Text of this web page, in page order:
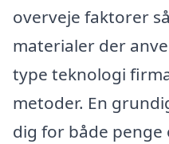
overveje faktorer
materialer der
type teknologi
metoder. En
dig for både penge